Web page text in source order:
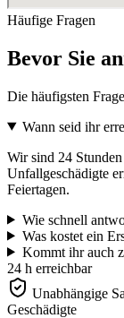
Häufige Fragen
Bevor Sie
Die häufigsten
Wann seid ihr
Wir sind 24
Unfallgeschädigte
Feiertagen.
Wie schnell
Was kostet ein
Kommt ihr auch
24 h erreichbar
Unabhängige
Geschädigte